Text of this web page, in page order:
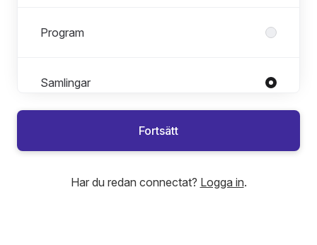
Program
Samlingar
Roller i Samlingar
Arkivintendent
Intendent
Fortsätt
Har du redan connectat? Logga in.